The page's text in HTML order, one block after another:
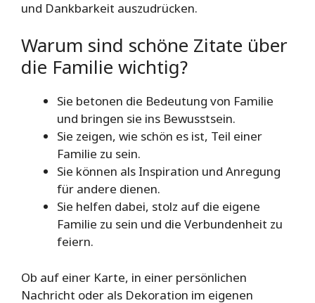
und Dankbarkeit auszudrücken.
Warum sind schöne Zitate über
die Familie wichtig?
Sie betonen die Bedeutung von Familie
und bringen sie ins Bewusstsein.
Sie zeigen, wie schön es ist, Teil einer
Familie zu sein.
Sie können als Inspiration und Anregung
für andere dienen.
Sie helfen dabei, stolz auf die eigene
Familie zu sein und die Verbundenheit zu
feiern.
Ob auf einer Karte, in einer persönlichen
Nachricht oder als Dekoration im eigenen